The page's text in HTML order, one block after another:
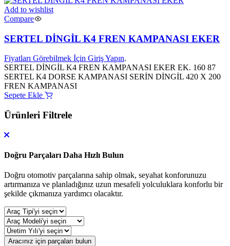
Add to wishlist
Compare
SERTEL DİNGİL K4 FREN KAMPANASI EKER
Fiyatları Görebilmek İçin Giriş Yapın.
SERTEL DİNGİL K4 FREN KAMPANASI EKER EK. 160 87
SERTEL K4 DORSE KAMPANASI SERİN DİNGİL 420 X 200
FREN KAMPANASI
Sepete Ekle
Ürünleri Filtrele
Doğru Parçaları Daha Hızlı Bulun
Doğru otomotiv parçalarına sahip olmak, seyahat konforunuzu
artırmanıza ve planladığınız uzun mesafeli yolculuklara konforlu bir
şekilde çıkmanıza yardımcı olacaktır.
Aracınız için parçaları bulun